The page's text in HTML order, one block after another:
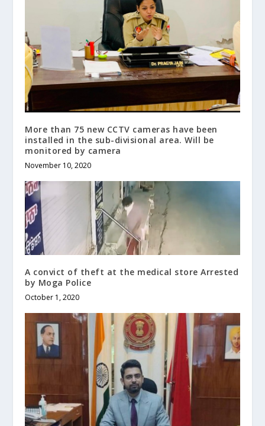
More than 75 new CCTV cameras have been
installed in the sub-divisional area. Will be
monitored by camera
November 10, 2020
A convict of theft at the medical store Arrested
by Moga Police
October 1, 2020